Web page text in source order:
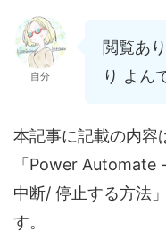
自分
閲覧あ
り よん
本記事に記載の内容
「Power Automate
中断/ 停止する方法
す。